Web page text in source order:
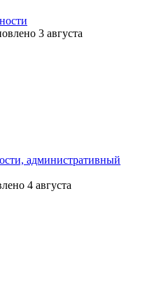
3 августа
административный
4 августа